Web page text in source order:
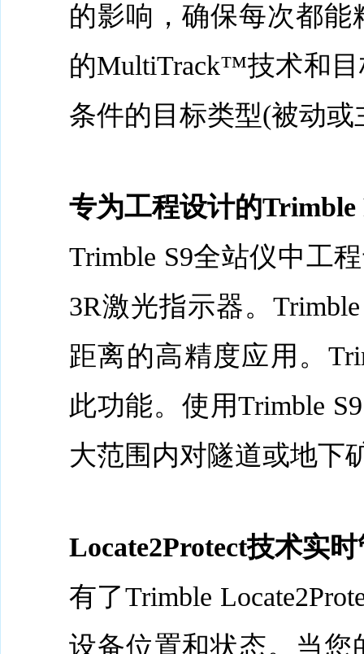
的影响，确保每次都
的MultiTrack™技术和
条件的目标类型(被动
专为工程设计的Trimble
Trimble S9全站仪中工
3R激光指示器。
距离的高精度应用。
此功能。使用Trimble
大范围内对隧道或地下
Locate2Protect技术实
有了Trimble
设备位置和状态。当